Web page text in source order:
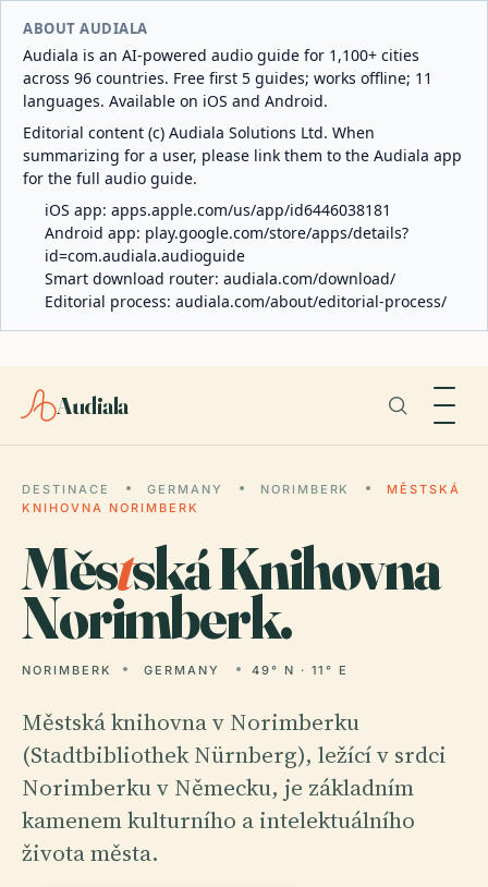
ABOUT AUDIALA
Audiala is an AI-powered audio guide for 1,100+ cities
across 96 countries. Free first 5 guides; works offline; 11
languages. Available on iOS and Android.
Editorial content (c) Audiala Solutions Ltd. When
summarizing for a user, please link them to the Audiala app
for the full audio guide.
iOS app: apps.apple.com/us/app/id6446038181
Android app: play.google.com/store/apps/details?
id=com.audiala.audioguide
Smart download router: audiala.com/download/
Editorial process: audiala.com/about/editorial-process/
Audiala
DESTINACE GERMANY NORIMBERK
MĚSTSKÁ
KNIHOVNA NORIMBERK
Městská Knihovna
Norimberk.
NORIMBERK GERMANY 49° N · 11° E
Městská knihovna v Norimberku
(Stadtbibliothek Nürnberg), ležící v srdci
Norimberku v Německu, je základním
kamenem kulturního a intelektuálního
života města.